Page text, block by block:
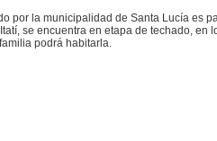
por la municipalidad de Santa Lucía es
se encuentra en etapa de techado, en
podrá habitarla.